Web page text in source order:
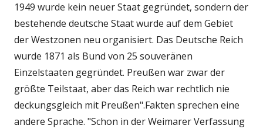
1949 wurde kein neuer Staat gegründet, sondern der
bestehende deutsche Staat wurde auf dem Gebiet
der Westzonen neu organisiert. Das Deutsche Reich
wurde 1871 als Bund von 25 souveränen
Einzelstaaten gegründet. Preußen war zwar der
größte Teilstaat, aber das Reich war rechtlich nie
deckungsgleich mit Preußen".Fakten sprechen eine
andere Sprache. "Schon in der Weimarer Verfassung